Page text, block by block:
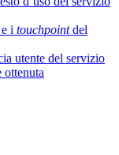
i touchpointdel
utente del servizio
ottenuta